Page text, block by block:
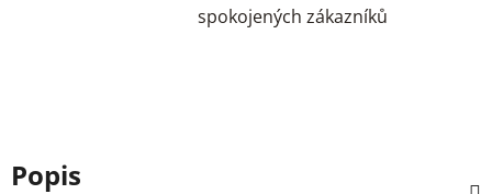
spokojených zákazníků
Popis